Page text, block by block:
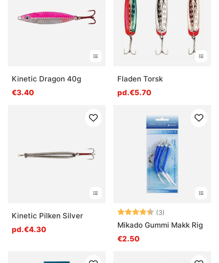
Questions fréquentes sur les leurres de pêche
en mer
Qu’est-ce qu’un leurre de pêche en mer ?
Qu’est-ce qu’un jig de mer ?
Qu’est-ce qu’un popper de mer ?
Quand utiliser un leurre lourd en mer ?
Kinetic Dragon 40g
€3.40
Fladen Torsk
pd.€5.70
Kinetic Pilken Silver
pd.€4.30
Note: (3)
Mikado Gummi Makk Rig
€2.50